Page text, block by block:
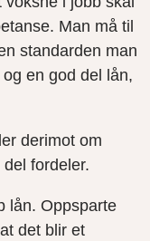
Man må til
standarden man
en god del lån,
derimot om
fordeler.
lån. Oppsparte
det blir et